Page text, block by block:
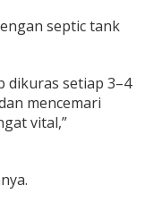
septic tank
dikuras setiap 3–4
mencemari
vital,”